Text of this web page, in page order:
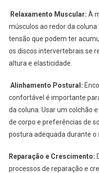
Relaxamento Muscular: À
músculos ao redor da
tensão que podem ter
os discos intervertebrais se
altura e elasticidade.
Alinhamento Postural:
confortável é importante
da coluna. Usar um colchão
de corpo e preferências de
postura adequada durante o
Reparação e Crescimento:
processos de reparação e